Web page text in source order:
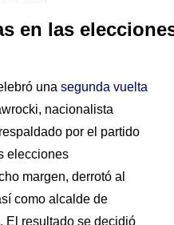
en las
una segunda vuelta
nacionalista
por el partido
elecciones
margen, derrotó al
como alcalde de
El resultado se decidió